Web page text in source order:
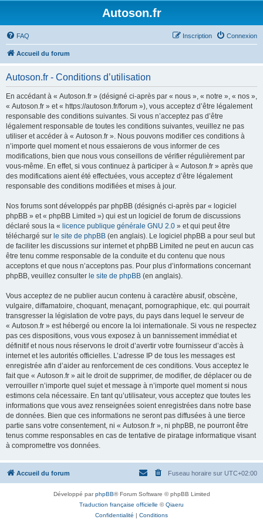
Autoson.fr
FAQ Connexion
Inscription
Accueil du forum
Autoson.fr - Conditions d’utilisation
En accédant à « Autoson.fr » (désigné ci-après par « nous », « notre », « nos »,
« Autoson.fr » et « https://autoson.fr/forum »), vous acceptez d’être légalement
responsable des conditions suivantes. Si vous n’acceptez pas d’être
légalement responsable de toutes les conditions suivantes, veuillez ne pas
utiliser et accéder à « Autoson.fr ». Nous pouvons modifier ces conditions à
n’importe quel moment et nous essaierons de vous informer de ces
modifications, bien que nous vous conseillons de vérifier régulièrement par
vous-même. En effet, si vous continuez à participer à « Autoson.fr » après que
des modifications aient été effectuées, vous acceptez d’être légalement
responsable des conditions modifiées et mises à jour.
Nos forums sont développés par phpBB (désignés ci-après par « logiciel
phpBB » et « phpBB Limited ») qui est un logiciel de forum de discussions
déclaré sous la « licence publique générale GNU 2.0 » et qui peut être
téléchargé sur le site de phpBB (en anglais). Le logiciel phpBB a pour seul but
de faciliter les discussions sur internet et phpBB Limited ne peut en aucun cas
être tenu comme responsable de la conduite et du contenu que nous
acceptons et que nous n’acceptons pas. Pour plus d’informations concernant
phpBB, veuillez consulter le site de phpBB (en anglais).
Vous acceptez de ne publier aucun contenu à caractère abusif, obscène,
vulgaire, diffamatoire, choquant, menaçant, pornographique, etc. qui pourrait
transgresser la législation de votre pays, du pays dans lequel le serveur de
« Autoson.fr » est hébergé ou encore la loi internationale. Si vous ne respectez
pas ces dispositions, vous vous exposez à un bannissement immédiat et
définitif et nous nous réservons le droit d’avertir votre fournisseur d’accès à
internet et les autorités officielles. L’adresse IP de tous les messages est
enregistrée afin d’aider au renforcement de ces conditions. Vous acceptez le
fait que « Autoson.fr » ait le droit de supprimer, de modifier, de déplacer ou de
verrouiller n’importe quel sujet et message à n’importe quel moment si nous
estimons cela nécessaire. En tant qu’utilisateur, vous acceptez que toutes les
informations que vous avez renseignées soient enregistrées dans notre base
de données. Bien que ces informations ne seront pas diffusées à une tierce
partie sans votre consentement, ni « Autoson.fr », ni phpBB, ne pourront être
tenus comme responsables en cas de tentative de piratage informatique visant
à compromettre vos données.
Accueil du forum Fuseau horaire sur UTC+02:00
Développé parphpBB® Forum Software © phpBB Limited
Traduction française officielle ©Qiaeru
Confidentialité | Conditions